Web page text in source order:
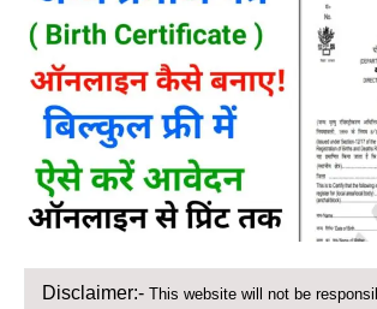
Disclaimer:-This website will not be